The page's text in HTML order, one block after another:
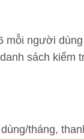
người
sách kiểm
tháng,